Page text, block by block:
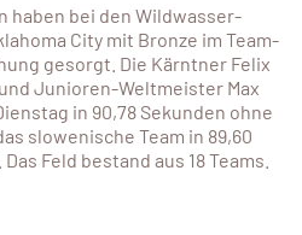
haben bei den Wildwasser-
City mit Bronze im Team-
gesorgt. Die Kärntner Felix
Junioren-Weltmeister Max
in 90,78 Sekunden ohne
slowenische Team in 89,60
Feld bestand aus 18 Teams.